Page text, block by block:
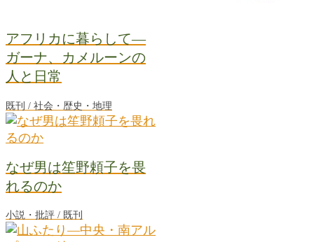
アフリカに暮らして―
ガーナ、カメルーンの
人と日常
既刊 / 社会・歴史・地理
なぜ男は笙野頼子を畏
れるのか
小説・批評 / 既刊